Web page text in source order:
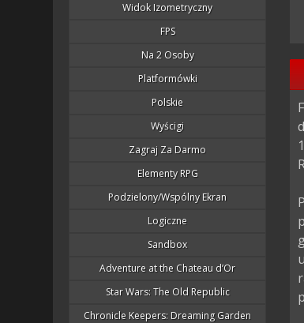
Widok Izometryczny
FPS
Na 2 Osoby
Platformówki
Polskie
Wyścigi
Zagraj Za Darmo
Elementy RPG
Podzielony/wspólny Ekran
Logiczne
Sandbox
Adventure at the Chateau d’Or
Star Wars: The Old Republic
Chronicle Keepers: Dreaming Garden